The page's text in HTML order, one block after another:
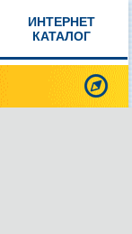
ИНТЕРНЕТ
КАТАЛОГ